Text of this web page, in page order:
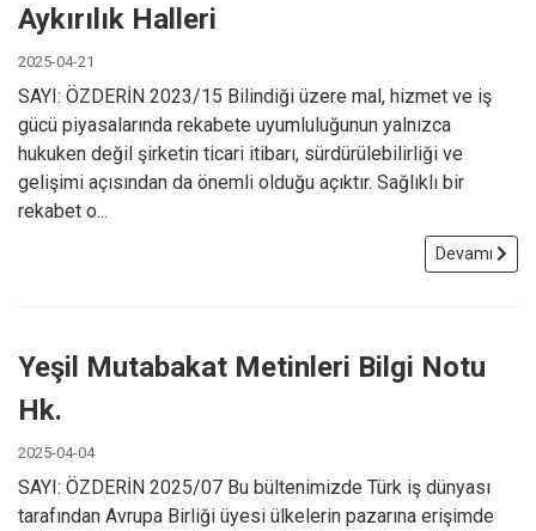
Aykırılık Halleri
2025-04-21
SAYI: ÖZDERİN 2023/15 Bilindiği üzere mal, hizmet ve iş
gücü piyasalarında rekabete uyumluluğunun yalnızca
hukuken değil şirketin ticari itibarı, sürdürülebilirliği ve
gelişimi açısından da önemli olduğu açıktır. Sağlıklı bir
rekabet o...
Devamı
Yeşil Mutabakat Metinleri Bilgi Notu
Hk.
2025-04-04
SAYI: ÖZDERİN 2025/07 Bu bültenimizde Türk iş dünyası
tarafından Avrupa Birliği üyesi ülkelerin pazarına erişimde